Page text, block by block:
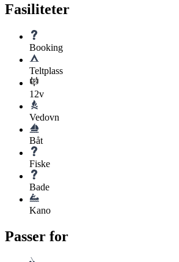
Fasiliteter
Booking
Teltplass
12v
Vedovn
Båt
Fiske
Bade
Kano
Passer for